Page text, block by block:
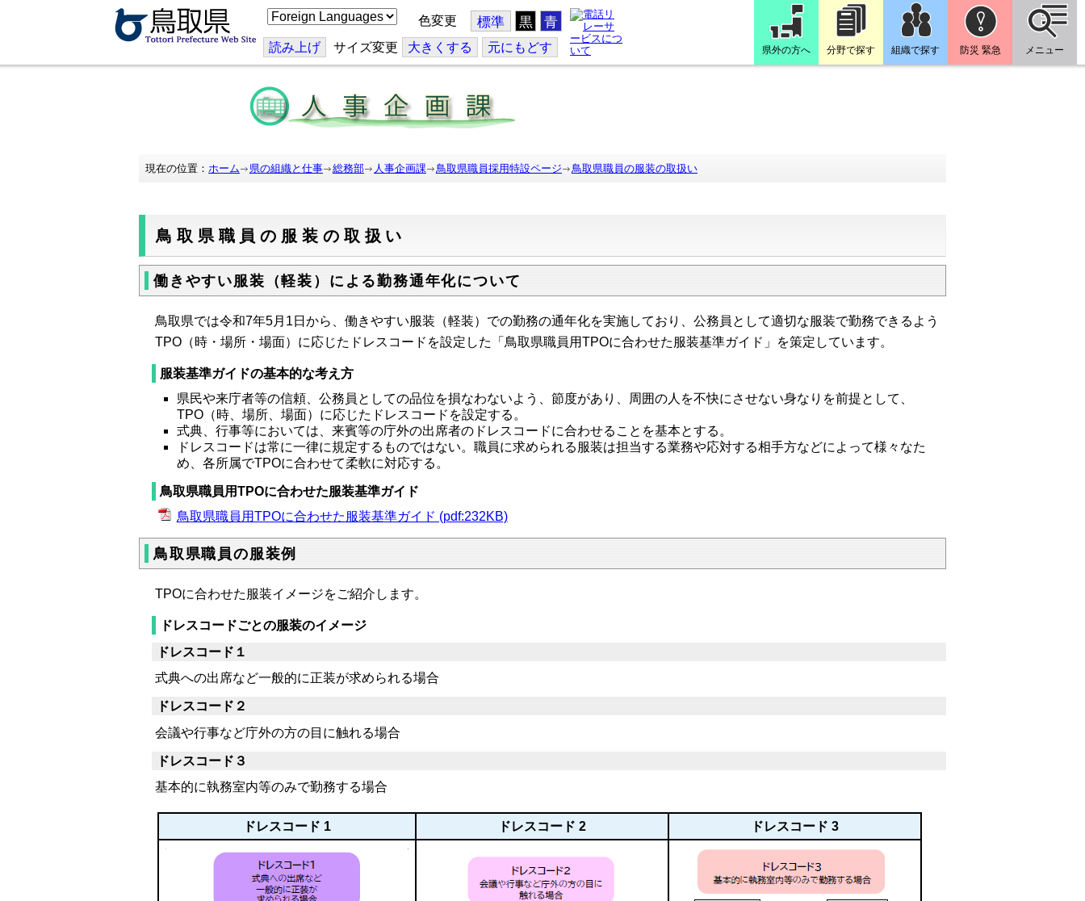
こ
の
ジ
を
訳
す
る
色変更 標準 黒 青
読み上げ サイズ変更 大きくする 元にもどす 県外の方へ 分野で探す 組織で探す 防災 緊急 メニュー
現在の位置： ホーム 県の組織と仕事 総務部 人事企画課 鳥取県職員採用特設ページ 鳥取県職員の服装の取扱い
鳥取県職員の服装の取扱い
働きやすい服装（軽装）による勤務通年化について
鳥取県では令和7年5月1日から、働きやすい服装（軽装）での勤務の通年化を実施しており、公務員として適切な服装で勤務できるよう
TPO（時・場所・場面）に応じたドレスコードを設定した「鳥取県職員用TPOに合わせた服装基準ガイド」を策定しています。
服装基準ガイドの基本的な考え方
県民や来庁者等の信頼、公務員としての品位を損なわないよう、節度があり、周囲の人を不快にさせない身なりを前提として、
TPO（時、場所、場面）に応じたドレスコードを設定する。
式典、行事等においては、来賓等の庁外の出席者のドレスコードに合わせることを基本とする。
ドレスコードは常に一律に規定するものではない。職員に求められる服装は担当する業務や応対する相手方などによって様々なた
め、各所属でTPOに合わせて柔軟に対応する。
鳥取県職員用TPOに合わせた服装基準ガイド
鳥取県職員用TPOに合わせた服装基準ガイド (pdf:232KB)
鳥取県職員の服装例
TPOに合わせた服装イメージをご紹介します。
ドレスコードごとの服装のイメージ
ドレスコード１
式典への出席など一般的に正装が求められる場合
ドレスコード２
会議や行事など庁外の方の目に触れる場合
ドレスコード３
基本的に執務室内等のみで勤務する場合
ドレスコード 1 ドレスコード 2 ドレスコード 3